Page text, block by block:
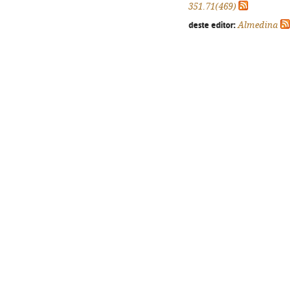
351.71(469)
deste editor: Almedina